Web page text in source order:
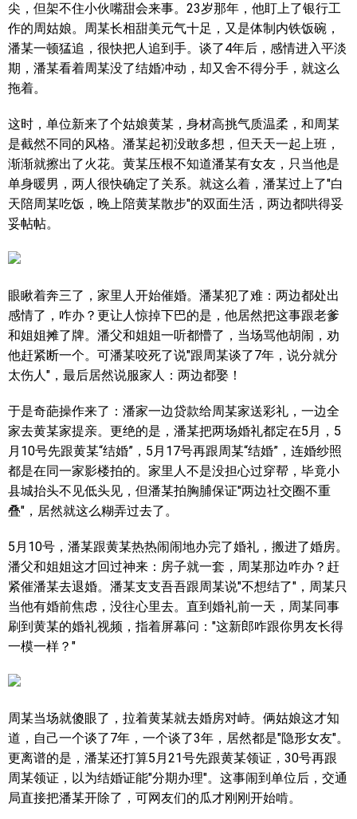
尖，但架不住小伙嘴甜会来事。23岁那年，他盯上了银行工
作的周姑娘。周某长相甜美元气十足，又是体制内铁饭碗，
潘某一顿猛追，很快把人追到手。谈了4年后，感情进入平淡
期，潘某看着周某没了结婚冲动，却又舍不得分手，就这么
拖着。
这时，单位新来了个姑娘黄某，身材高挑气质温柔，和周某
是截然不同的风格。潘某起初没敢多想，但天天一起上班，
渐渐就擦出了火花。黄某压根不知道潘某有女友，只当他是
单身暖男，两人很快确定了关系。就这么着，潘某过上了"白
天陪周某吃饭，晚上陪黄某散步"的双面生活，两边都哄得妥
妥帖帖。
眼瞅着奔三了，家里人开始催婚。潘某犯了难：两边都处出
感情了，咋办？更让人惊掉下巴的是，他居然把这事跟老爹
和姐姐摊了牌。潘父和姐姐一听都懵了，当场骂他胡闹，劝
他赶紧断一个。可潘某咬死了说"跟周某谈了7年，说分就分
太伤人"，最后居然说服家人：两边都娶！
于是奇葩操作来了：潘家一边贷款给周某家送彩礼，一边全
家去黄某家提亲。更绝的是，潘某把两场婚礼都定在5月，5
月10号先跟黄某“结婚”，5月17号再跟周某“结婚”，连婚纱照
都是在同一家影楼拍的。家里人不是没担心过穿帮，毕竟小
县城抬头不见低头见，但潘某拍胸脯保证"两边社交圈不重
叠"，居然就这么糊弄过去了。
5月10号，潘某跟黄某热热闹闹地办完了婚礼，搬进了婚房。
潘父和姐姐这才回过神来：房子就一套，周某那边咋办？赶
紧催潘某去退婚。潘某支支吾吾跟周某说"不想结了"，周某只
当他有婚前焦虑，没往心里去。直到婚礼前一天，周某同事
刷到黄某的婚礼视频，指着屏幕问："这新郎咋跟你男友长得
一模一样？"
周某当场就傻眼了，拉着黄某就去婚房对峙。俩姑娘这才知
道，自己一个谈了7年，一个谈了3年，居然都是"隐形女友"。
更离谱的是，潘某还打算5月21号先跟黄某领证，30号再跟
周某领证，以为结婚证能"分期办理"。这事闹到单位后，交通
局直接把潘某开除了，可网友们的瓜才刚刚开始啃。